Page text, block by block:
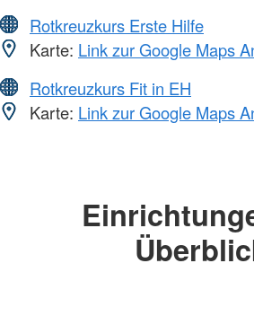
Rotkreuzkurs Erste Hilfe
Karte: Link zur Google Maps
Rotkreuzkurs Fit in EH
Karte: Link zur Google Maps